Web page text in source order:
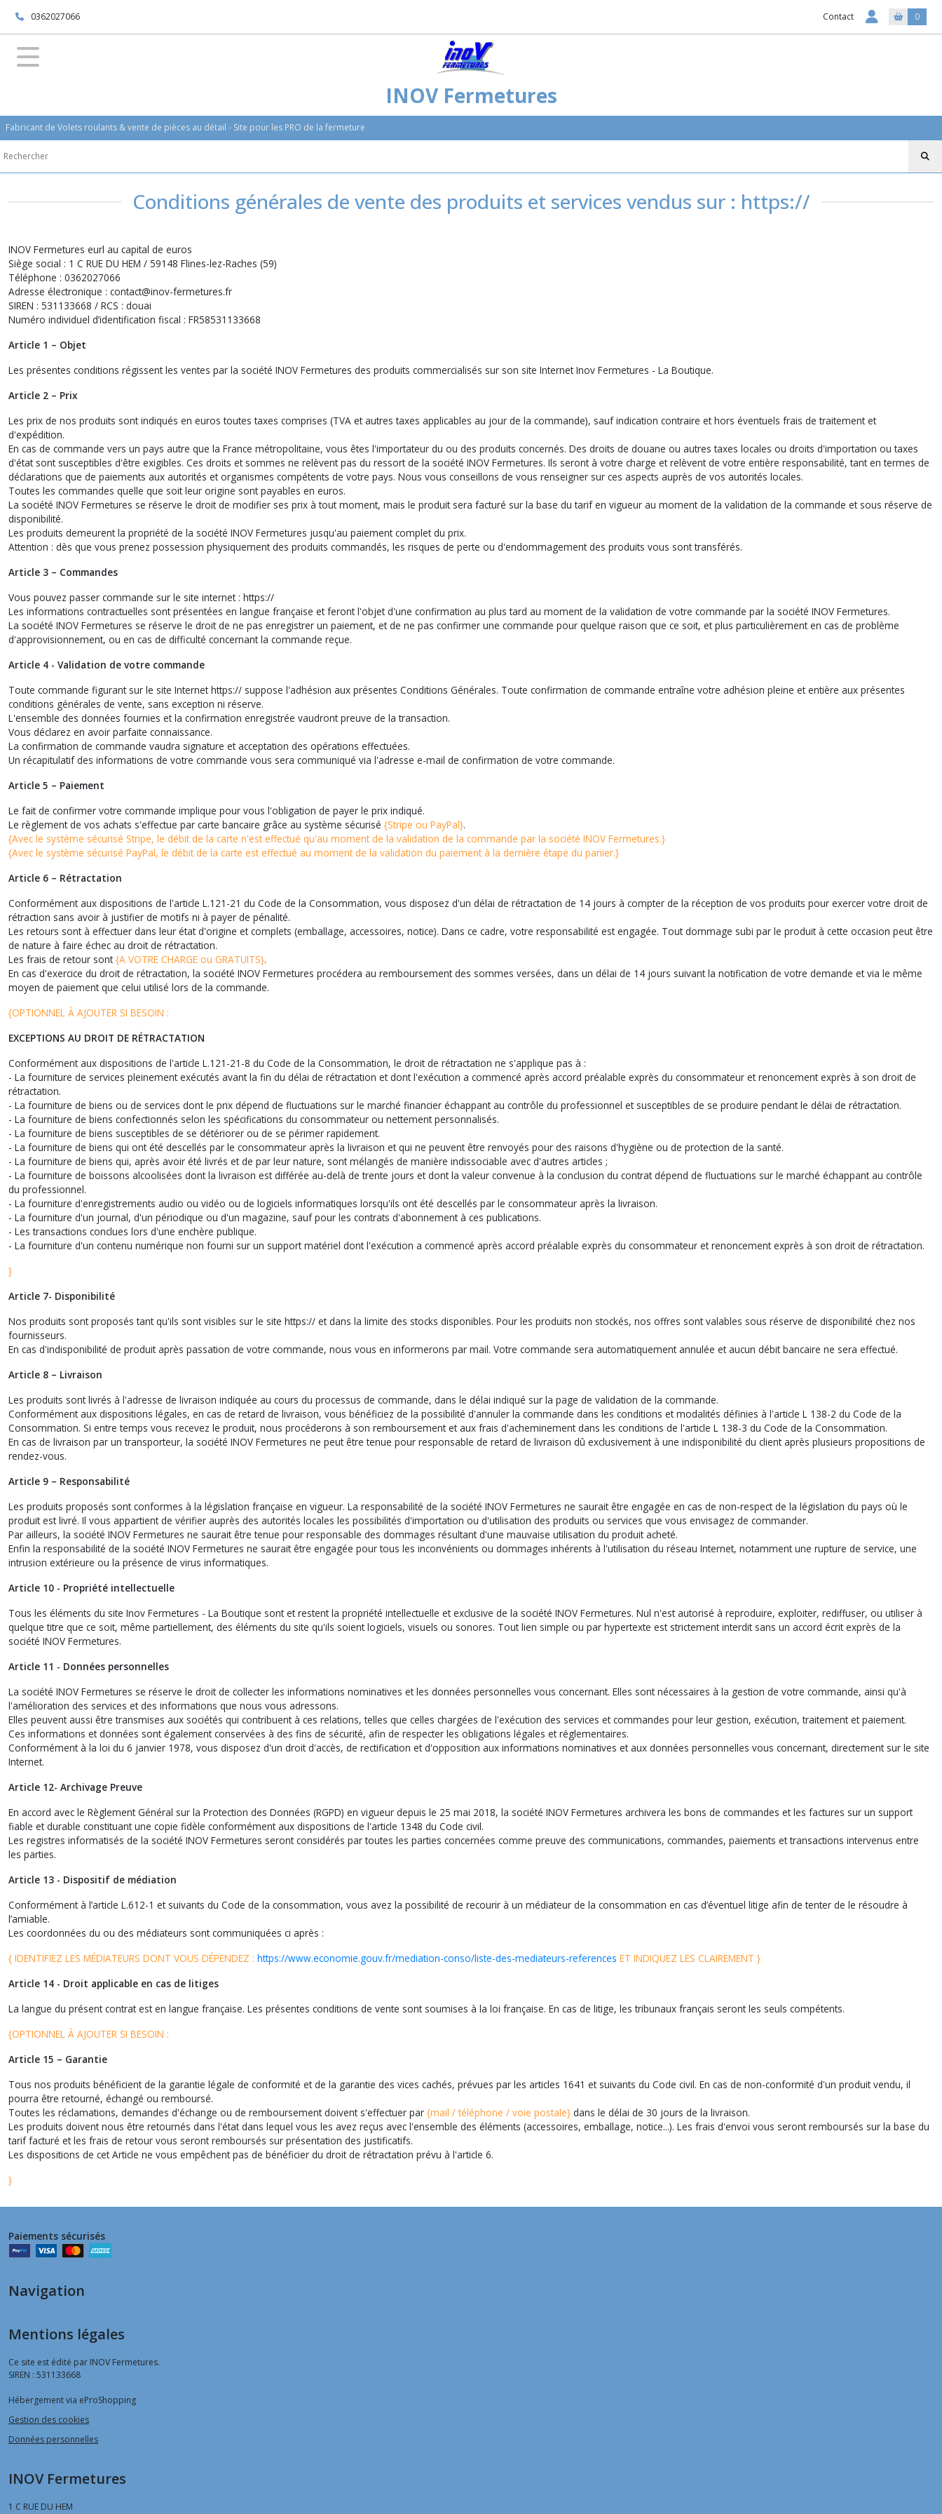
0362027066 Contact 0
INOV Fermetures
Fabricant de Volets roulants & vente de pièces au détail - Site pour les PRO de la fermeture
Conditions générales de vente des produits et services vendus sur : https://
INOV Fermetures eurl au capital de euros
Siège social : 1 C RUE DU HEM / 59148 Flines-lez-Raches (59)
Téléphone : 0362027066
Adresse électronique : contact@inov-fermetures.fr
SIREN : 531133668 / RCS : douai
Numéro individuel d’identification fiscal : FR58531133668
Article 1 – Objet
Les présentes conditions régissent les ventes par la société INOV Fermetures des produits commercialisés sur son site Internet Inov Fermetures - La Boutique.
Article 2 – Prix
Les prix de nos produits sont indiqués en euros toutes taxes comprises (TVA et autres taxes applicables au jour de la commande), sauf indication contraire et hors éventuels frais de traitement et
d'expédition.
En cas de commande vers un pays autre que la France métropolitaine, vous êtes l'importateur du ou des produits concernés. Des droits de douane ou autres taxes locales ou droits d'importation ou taxes
d'état sont susceptibles d'être exigibles. Ces droits et sommes ne relèvent pas du ressort de la société INOV Fermetures. Ils seront à votre charge et relèvent de votre entière responsabilité, tant en termes de
déclarations que de paiements aux autorités et organismes compétents de votre pays. Nous vous conseillons de vous renseigner sur ces aspects auprès de vos autorités locales.
Toutes les commandes quelle que soit leur origine sont payables en euros.
La société INOV Fermetures se réserve le droit de modifier ses prix à tout moment, mais le produit sera facturé sur la base du tarif en vigueur au moment de la validation de la commande et sous réserve de
disponibilité.
Les produits demeurent la propriété de la société INOV Fermetures jusqu'au paiement complet du prix.
Attention : dès que vous prenez possession physiquement des produits commandés, les risques de perte ou d'endommagement des produits vous sont transférés.
Article 3 – Commandes
Vous pouvez passer commande sur le site internet : https://
Les informations contractuelles sont présentées en langue française et feront l'objet d'une confirmation au plus tard au moment de la validation de votre commande par la société INOV Fermetures.
La société INOV Fermetures se réserve le droit de ne pas enregistrer un paiement, et de ne pas confirmer une commande pour quelque raison que ce soit, et plus particulièrement en cas de problème
d'approvisionnement, ou en cas de difficulté concernant la commande reçue.
Article 4 - Validation de votre commande
Toute commande figurant sur le site Internet https:// suppose l'adhésion aux présentes Conditions Générales. Toute confirmation de commande entraîne votre adhésion pleine et entière aux présentes
conditions générales de vente, sans exception ni réserve.
L'ensemble des données fournies et la confirmation enregistrée vaudront preuve de la transaction.
Vous déclarez en avoir parfaite connaissance.
La confirmation de commande vaudra signature et acceptation des opérations effectuées.
Un récapitulatif des informations de votre commande vous sera communiqué via l'adresse e-mail de confirmation de votre commande.
Article 5 – Paiement
Le fait de confirmer votre commande implique pour vous l'obligation de payer le prix indiqué.
Le règlement de vos achats s'effectue par carte bancaire grâce au système sécurisé {Stripe ou PayPal}.
{Avec le système sécurisé Stripe, le débit de la carte n'est effectué qu'au moment de la validation de la commande par la société INOV Fermetures.}
{Avec le système sécurisé PayPal, le débit de la carte est effectué au moment de la validation du paiement à la dernière étape du panier.}
Article 6 – Rétractation
Conformément aux dispositions de l'article L.121-21 du Code de la Consommation, vous disposez d'un délai de rétractation de 14 jours à compter de la réception de vos produits pour exercer votre droit de
rétraction sans avoir à justifier de motifs ni à payer de pénalité.
Les retours sont à effectuer dans leur état d'origine et complets (emballage, accessoires, notice). Dans ce cadre, votre responsabilité est engagée. Tout dommage subi par le produit à cette occasion peut être
de nature à faire échec au droit de rétractation.
Les frais de retour sont{A VOTRE CHARGE ou GRATUITS}.
En cas d'exercice du droit de rétractation, la société INOV Fermetures procédera au remboursement des sommes versées, dans un délai de 14 jours suivant la notification de votre demande et via le même
moyen de paiement que celui utilisé lors de la commande.
{OPTIONNEL À AJOUTER SI BESOIN :
EXCEPTIONS AU DROIT DE RÉTRACTATION
Conformément aux dispositions de l'article L.121-21-8 du Code de la Consommation, le droit de rétractation ne s'applique pas à :
- La fourniture de services pleinement exécutés avant la fin du délai de rétractation et dont l'exécution a commencé après accord préalable exprès du consommateur et renoncement exprès à son droit de
rétractation.
- La fourniture de biens ou de services dont le prix dépend de fluctuations sur le marché financier échappant au contrôle du professionnel et susceptibles de se produire pendant le délai de rétractation.
- La fourniture de biens confectionnés selon les spécifications du consommateur ou nettement personnalisés.
- La fourniture de biens susceptibles de se détériorer ou de se périmer rapidement.
- La fourniture de biens qui ont été descellés par le consommateur après la livraison et qui ne peuvent être renvoyés pour des raisons d'hygiène ou de protection de la santé.
- La fourniture de biens qui, après avoir été livrés et de par leur nature, sont mélangés de manière indissociable avec d'autres articles ;
- La fourniture de boissons alcoolisées dont la livraison est différée au-delà de trente jours et dont la valeur convenue à la conclusion du contrat dépend de fluctuations sur le marché échappant au contrôle
du professionnel.
- La fourniture d'enregistrements audio ou vidéo ou de logiciels informatiques lorsqu'ils ont été descellés par le consommateur après la livraison.
- La fourniture d'un journal, d'un périodique ou d'un magazine, sauf pour les contrats d'abonnement à ces publications.
- Les transactions conclues lors d'une enchère publique.
- La fourniture d'un contenu numérique non fourni sur un support matériel dont l'exécution a commencé après accord préalable exprès du consommateur et renoncement exprès à son droit de rétractation.
}
Article 7- Disponibilité
Nos produits sont proposés tant qu'ils sont visibles sur le site https:// et dans la limite des stocks disponibles. Pour les produits non stockés, nos offres sont valables sous réserve de disponibilité chez nos
fournisseurs.
En cas d'indisponibilité de produit après passation de votre commande, nous vous en informerons par mail. Votre commande sera automatiquement annulée et aucun débit bancaire ne sera effectué.
Article 8 – Livraison
Les produits sont livrés à l'adresse de livraison indiquée au cours du processus de commande, dans le délai indiqué sur la page de validation de la commande.
Conformément aux dispositions légales, en cas de retard de livraison, vous bénéficiez de la possibilité d'annuler la commande dans les conditions et modalités définies à l'article L 138-2 du Code de la
Consommation. Si entre temps vous recevez le produit, nous procéderons à son remboursement et aux frais d'acheminement dans les conditions de l'article L 138-3 du Code de la Consommation.
En cas de livraison par un transporteur, la société INOV Fermetures ne peut être tenue pour responsable de retard de livraison dû exclusivement à une indisponibilité du client après plusieurs propositions de
rendez-vous.
Article 9 – Responsabilité
Les produits proposés sont conformes à la législation française en vigueur. La responsabilité de la société INOV Fermetures ne saurait être engagée en cas de non-respect de la législation du pays où le
produit est livré. Il vous appartient de vérifier auprès des autorités locales les possibilités d'importation ou d'utilisation des produits ou services que vous envisagez de commander.
Par ailleurs, la société INOV Fermetures ne saurait être tenue pour responsable des dommages résultant d'une mauvaise utilisation du produit acheté.
Enfin la responsabilité de la société INOV Fermetures ne saurait être engagée pour tous les inconvénients ou dommages inhérents à l'utilisation du réseau Internet, notamment une rupture de service, une
intrusion extérieure ou la présence de virus informatiques.
Article 10 - Propriété intellectuelle
Tous les éléments du site Inov Fermetures - La Boutique sont et restent la propriété intellectuelle et exclusive de la société INOV Fermetures. Nul n'est autorisé à reproduire, exploiter, rediffuser, ou utiliser à
quelque titre que ce soit, même partiellement, des éléments du site qu'ils soient logiciels, visuels ou sonores. Tout lien simple ou par hypertexte est strictement interdit sans un accord écrit exprès de la
société INOV Fermetures.
Article 11 - Données personnelles
La société INOV Fermetures se réserve le droit de collecter les informations nominatives et les données personnelles vous concernant. Elles sont nécessaires à la gestion de votre commande, ainsi qu'à
l'amélioration des services et des informations que nous vous adressons.
Elles peuvent aussi être transmises aux sociétés qui contribuent à ces relations, telles que celles chargées de l'exécution des services et commandes pour leur gestion, exécution, traitement et paiement.
Ces informations et données sont également conservées à des fins de sécurité, afin de respecter les obligations légales et réglementaires.
Conformément à la loi du 6 janvier 1978, vous disposez d'un droit d'accès, de rectification et d'opposition aux informations nominatives et aux données personnelles vous concernant, directement sur le site
Internet.
Article 12- Archivage Preuve
En accord avec le Règlement Général sur la Protection des Données (RGPD) en vigueur depuis le 25 mai 2018, la société INOV Fermetures archivera les bons de commandes et les factures sur un support
fiable et durable constituant une copie fidèle conformément aux dispositions de l'article 1348 du Code civil.
Les registres informatisés de la société INOV Fermetures seront considérés par toutes les parties concernées comme preuve des communications, commandes, paiements et transactions intervenus entre
les parties.
Article 13 - Dispositif de médiation
Conformément à l’article L.612-1 et suivants du Code de la consommation, vous avez la possibilité de recourir à un médiateur de la consommation en cas d’éventuel litige afin de tenter de le résoudre à
l’amiable.
Les coordonnées du ou des médiateurs sont communiquées ci après :
{ IDENTIFIEZ LES MÉDIATEURS DONT VOUS DÉPENDEZ : https://www.economie.gouv.fr/mediation-conso/liste-des-mediateurs-references ET INDIQUEZ LES CLAIREMENT }
Article 14 - Droit applicable en cas de litiges
La langue du présent contrat est en langue française. Les présentes conditions de vente sont soumises à la loi française. En cas de litige, les tribunaux français seront les seuls compétents.
{OPTIONNEL À AJOUTER SI BESOIN :
Article 15 – Garantie
Tous nos produits bénéficient de la garantie légale de conformité et de la garantie des vices cachés, prévues par les articles 1641 et suivants du Code civil. En cas de non-conformité d'un produit vendu, il
pourra être retourné, échangé ou remboursé.
Toutes les réclamations, demandes d'échange ou de remboursement doivent s'effectuer par {mail / téléphone / voie postale} dans le délai de 30 jours de la livraison.
Les produits doivent nous être retournés dans l'état dans lequel vous les avez reçus avec l'ensemble des éléments (accessoires, emballage, notice...). Les frais d'envoi vous seront remboursés sur la base du
tarif facturé et les frais de retour vous seront remboursés sur présentation des justificatifs.
Les dispositions de cet Article ne vous empêchent pas de bénéficier du droit de rétractation prévu à l'article 6.
}
Paiements sécurisés
Navigation
Mentions légales
Ce site est édité par INOV Fermetures.
SIREN : 531133668
Hébergement via eProShopping
Gestion des cookies
Données personnelles
INOV Fermetures
1 C RUE DU HEM